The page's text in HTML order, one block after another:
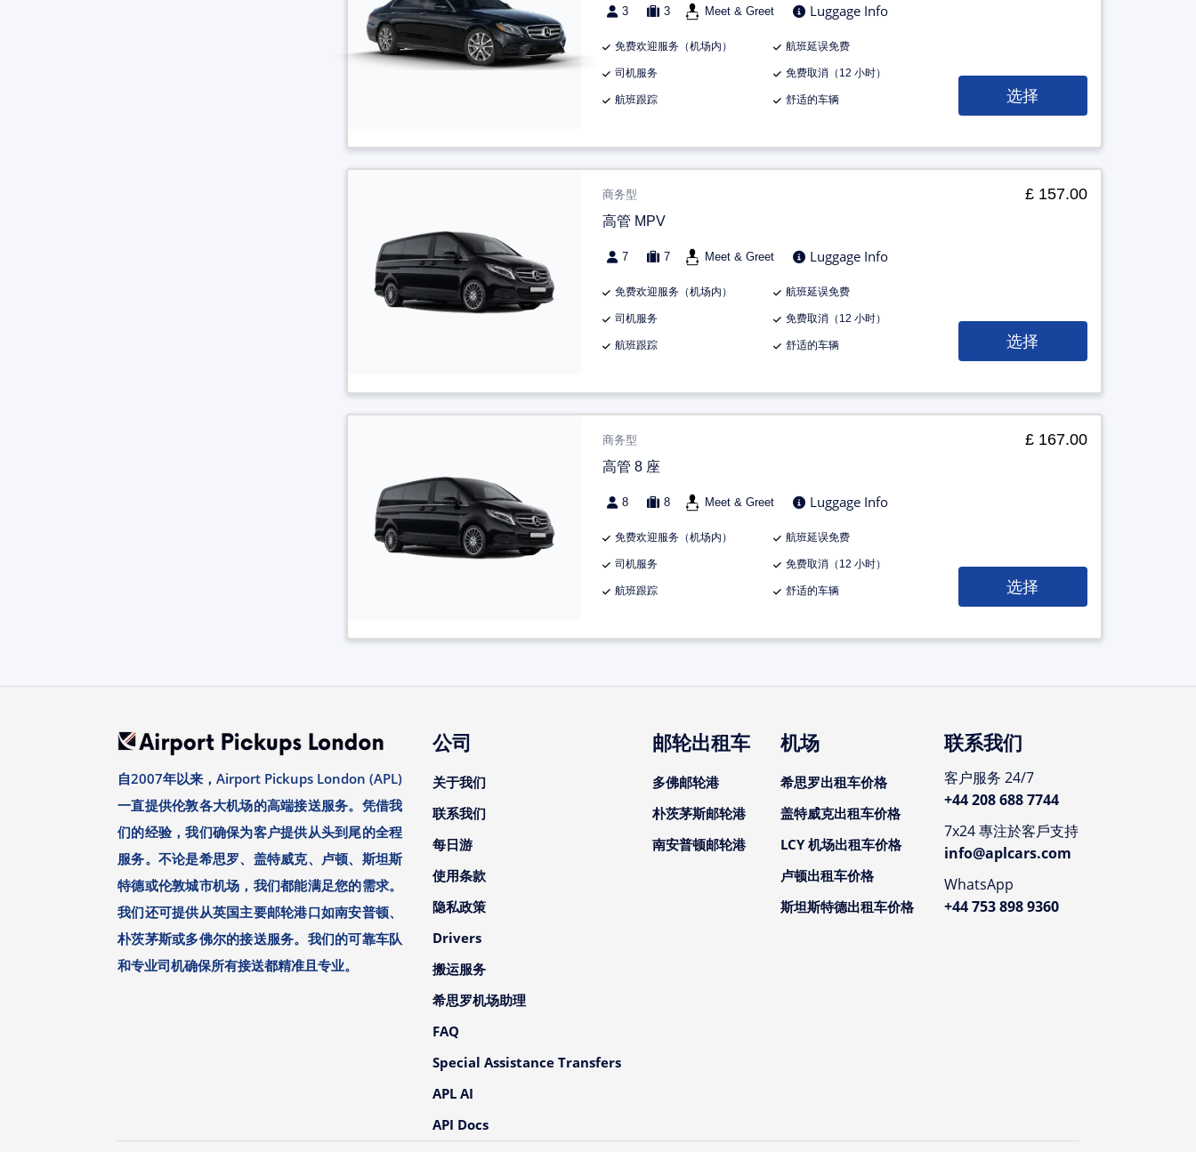
3 3 Meet & Greet Luggage Info
免费欢迎服务（机场内） 航班延误免费
司机服务 免费取消（12 小时）
航班跟踪 舒适的车辆 选择
商务型
高管 MPV
7 7 Meet & Greet Luggage Info
免费欢迎服务（机场内） 航班延误免费
司机服务 免费取消（12 小时）
航班跟踪 舒适的车辆
£ 157.00
选择
商务型
高管 8 座
8 8 Meet & Greet Luggage Info
免费欢迎服务（机场内） 航班延误免费
司机服务 免费取消（12 小时）
航班跟踪 舒适的车辆
£ 167.00
选择
自2007年以来，Airport Pickups London (APL)
一直提供伦敦各大机场的高端接送服务。凭借我
们的经验，我们确保为客户提供从头到尾的全程
服务。不论是希思罗、盖特威克、卢顿、斯坦斯
特德或伦敦城市机场，我们都能满足您的需求。
我们还可提供从英国主要邮轮港口如南安普顿、
朴茨茅斯或多佛尔的接送服务。我们的可靠车队
和专业司机确保所有接送都精准且专业。
公司
关于我们
联系我们
每日游
使用条款
隐私政策
Drivers
搬运服务
希思罗机场助理
FAQ
Special Assistance Transfers
APL AI
API Docs
邮轮出租车
多佛邮轮港
朴茨茅斯邮轮港
南安普顿邮轮港
机场
希思罗出租车价格
盖特威克出租车价格
LCY 机场出租车价格
卢顿出租车价格
斯坦斯特德出租车价格
联系我们
客户服务 24/7
+44 208 688 7744
7x24 專注於客戶支持
info@aplcars.com
WhatsApp
+44 753 898 9360